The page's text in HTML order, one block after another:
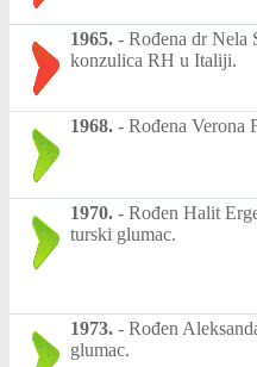
1965. - Rođena dr Nela
konzulica RH u Italiji.
1968. - Rođena Verona
1970. - Rođen Halit
turski glumac.
1973. - Rođen
glumac.